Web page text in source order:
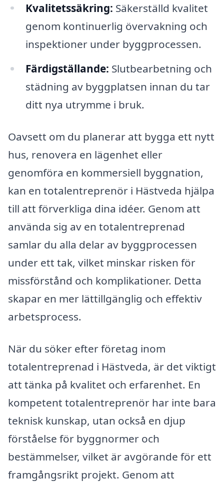
Kvalitetssäkring: Säkerställd kvalitet
genom kontinuerlig övervakning och
inspektioner under byggprocessen.
Färdigställande: Slutbearbetning och
städning av byggplatsen innan du tar
ditt nya utrymme i bruk.
Oavsett om du planerar att bygga ett nytt
hus, renovera en lägenhet eller
genomföra en kommersiell byggnation,
kan en totalentreprenör i Hästveda hjälpa
till att förverkliga dina idéer. Genom att
använda sig av en totalentreprenad
samlar du alla delar av byggprocessen
under ett tak, vilket minskar risken för
missförstånd och komplikationer. Detta
skapar en mer lättillgänglig och effektiv
arbetsprocess.
När du söker efter företag inom
totalentreprenad i Hästveda, är det viktigt
att tänka på kvalitet och erfarenhet. En
kompetent totalentreprenör har inte bara
teknisk kunskap, utan också en djup
förståelse för byggnormer och
bestämmelser, vilket är avgörande för ett
framgångsrikt projekt. Genom att